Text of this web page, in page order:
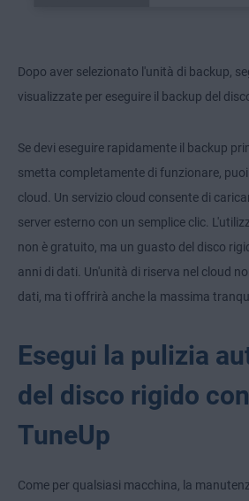
Dopo aver selezionato l'unità di backup,
visualizzate per eseguire il backup del
Se devi eseguire rapidamente il backup
smetta completamente di funzionare,
cloud. Un servizio cloud consente di
server esterno con un semplice clic.
non è gratuito, ma un guasto del disco
anni di dati. Un'unità di riserva nel cloud
dati, ma ti offrirà anche la massima
Esegui la pulizia
del disco rigido
TuneUp
Come per qualsiasi macchina, la